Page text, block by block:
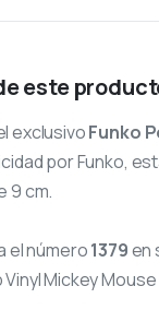
este
exclusivoFunko
por Funko,
9 cm.
el número1379en
Mickey Mouse